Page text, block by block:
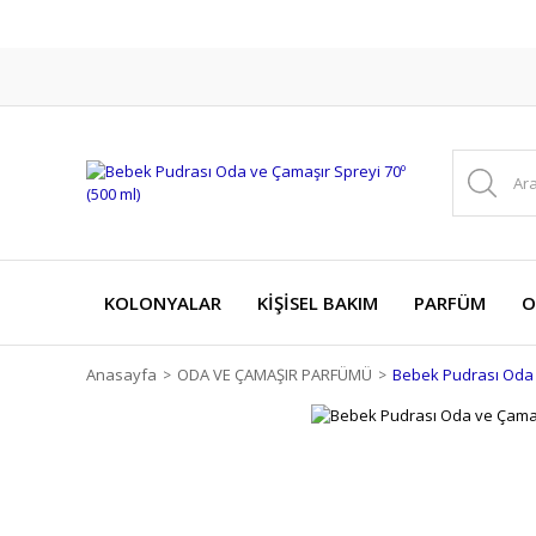
KOLONYALAR KİŞİSEL BAKIM PARFÜM
Anasayfa ODA VE ÇAMAŞIR PARFÜMÜ Bebek Pudrası Oda